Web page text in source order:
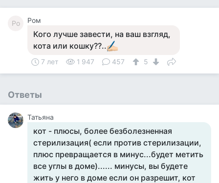
Ро Ром
Кого лучше завести, на ваш взгляд,
кота или кошку??..
7 лет 1 947 457 5
Ответы
Татьяна
кот - плюсы, более безболезненная
стерилизация( если против стерилизации,
плюс превращается в минус...будет метить
все углы в доме)...... минусы, вы будете
жить у него в доме если он разрешит, кот